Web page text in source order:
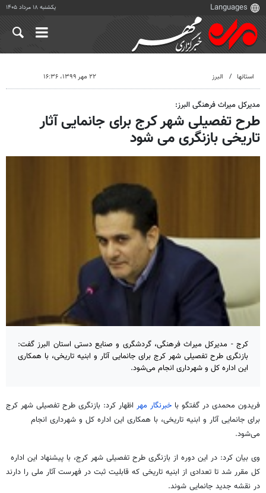
یکشنبه ۱۸ مرداد ۱۴۰۵
استانها البرز ۲۲ مهر ۱۳۹۹، ۱۶:۳۶
مدیرکل میراث فرهنگی البرز:
طرح تفصیلی شهر کرج برای جانمایی آثار
تاریخی بازنگری می شود
کرج - مدیرکل میراث فرهنگی، گردشگری و صنایع دستی استان البرز گفت:
بازنگری طرح تفصیلی شهر کرج برای جانمایی آثار و ابنیه تاریخی، با همکاری
این اداره کل و شهرداری انجام می‌شود.
فریدون محمدی در گفتگو با خبرنگار مهر اظهار کرد: بازنگری طرح تفصیلی شهر کرج
برای جانمایی آثار و ابنیه تاریخی، با همکاری این اداره کل و شهرداری انجام
می‌شود.
وی بیان کرد: در این دوره از بازنگری طرح تفصیلی شهر کرج، با پیشنهاد این اداره
کل مقرر شد تا تعدادی از ابنیه تاریخی که قابلیت ثبت در فهرست آثار ملی را دارند
در نقشه جدید جانمایی شوند.